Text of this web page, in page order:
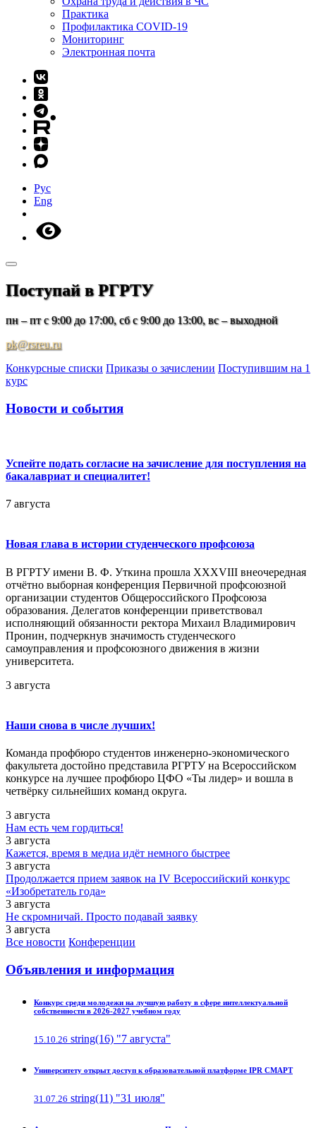
Практика
Профилактика COVID-19
Мониторинг
Электронная почта
Рус
Eng
Поступай в РГРТУ
пн – пт с 9:00 до 17:00, сб с 9:00 до 13:00, вс – выходной
pk@rsreu.ru
Конкурсные списки Приказы о зачислении Поступившим на 1
курс
Новости и события
Успейте подать согласие на зачисление для поступления на
бакалавриат и специалитет!
7 августа
Новая глава в истории студенческого профсоюза
В РГРТУ имени В. Ф. Уткина прошла XXXVIII внеочередная
отчётно выборная конференция Первичной профсоюзной
организации студентов Общероссийского Профсоюза
образования. Делегатов конференции приветствовал
исполняющий обязанности ректора Михаил Владимирович
Пронин, подчеркнув значимость студенческого
самоуправления и профсоюзного движения в жизни
университета.
3 августа
Наши снова в числе лучших!
Команда профбюро студентов инженерно-экономического
факультета достойно представила РГРТУ на Всероссийском
конкурсе на лучшее профбюро ЦФО «Ты лидер» и вошла в
четвёрку сильнейших команд округа.
3 августа
Нам есть чем гордиться!
3 августа
Кажется, время в медиа идёт немного быстрее
3 августа
Продолжается прием заявок на IV Всероссийский конкурс
«Изобретатель года»
3 августа
Не скромничай. Просто подавай заявку
3 августа
Все новости Конференции
Объявления и информация
Конкурс среди молодежи на лучшую работу в сфере интеллектуальной
собственности в 2026-2027 учебном году
15.10.26 string(16) "7 августа"
Университету открыт доступ к образовательной платформе IPR СМАРТ
31.07.26 string(11) "31 июля"